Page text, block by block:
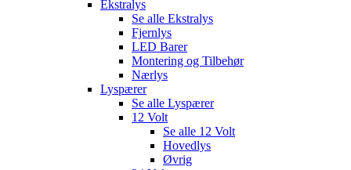
Ekstralys
Se alle Ekstralys
Fjernlys
LED Barer
Montering og Tilbehør
Nærlys
Lyspærer
Se alle Lyspærer
12 Volt
Se alle 12 Volt
Hovedlys
Øvrig